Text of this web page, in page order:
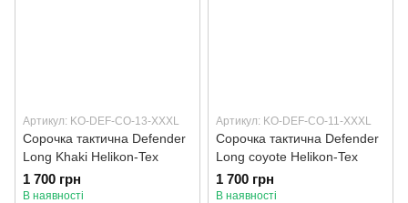
Артикул: KO-DEF-CO-13-XXXL
Сорочка тактична Defender
Long Khaki Helikon-Tex
1 700 грн
В наявності
Артикул: KO-DEF-CO-11-XXXL
Сорочка тактична Defender
Long coyote Helikon-Tex
1 700 грн
В наявності